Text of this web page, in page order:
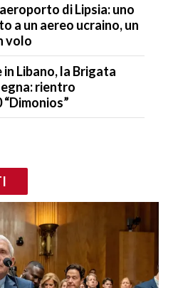
di Lipsia: uno
a un aereo ucraino, un
volo
Libano, la Brigata
rientro